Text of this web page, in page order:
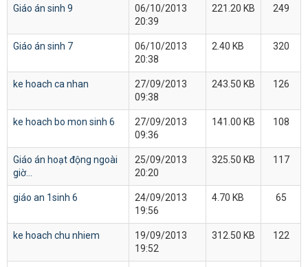
Giáo án sinh 9
06/10/2013
20:39
221.20 KB 249
Giáo án sinh 7
06/10/2013
20:38
2.40 KB 320
ke hoach ca nhan
27/09/2013
09:38
243.50 KB 126
ke hoach bo mon sinh 6
27/09/2013
09:36
141.00 KB 108
Giáo án hoạt động ngoài
giờ...
25/09/2013
20:20
325.50 KB 117
giáo an 1sinh 6
24/09/2013
19:56
4.70 KB 65
ke hoach chu nhiem
19/09/2013
19:52
312.50 KB 122